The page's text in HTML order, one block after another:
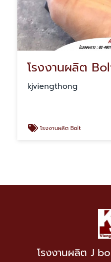
kjviengthong
โรงงานผลิต Bolt
โรงงานผลิต J